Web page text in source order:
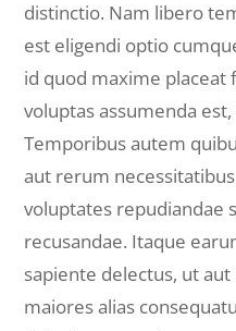
distinctio. Nam libero
est eligendi optio
id quod maxime placeat
voluptas assumenda
Temporibus autem
aut rerum
voluptates repudiandae
recusandae. Itaque
sapiente delectus, ut
maiores alias